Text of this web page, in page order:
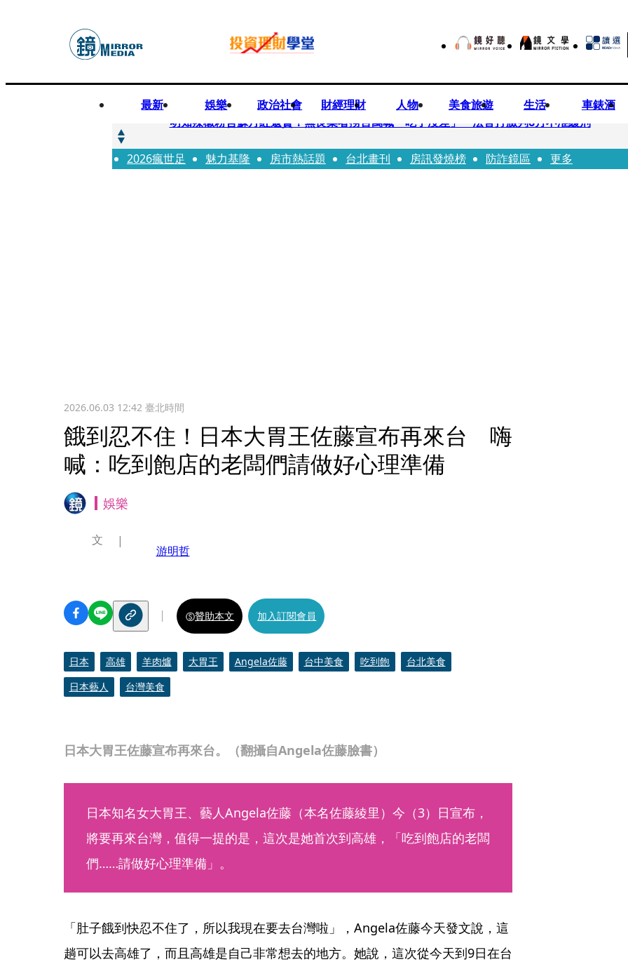
最新 娛樂 政治社會 財經理財 人物 美食旅遊 生活 車錶酒
快訊
明知辣椒粉含蘇丹紅還賣！無良業者撈百萬喊「吃了沒差」 法官打臉判6月不准緩刑
快訊
「無可替代的夥伴離開了我」…張韶涵細數10年時光 悲慟告別：無法相信真的發生了
2026瘋世足 魅力基隆 房市熱話題 台北畫刊 房訊發燒榜 防詐鏡區 更多
2026.06.03 12:42臺北時間
餓到忍不住！日本大胃王佐藤宣布再來台 嗨
喊：吃到飽店的老闆們請做好心理準備
娛樂
日本大胃王佐藤宣布再來台。（翻攝自Angela佐藤臉書）
文
游明哲
贊助本文 加入訂閱會員
日本 高雄 羊肉爐 大胃王 Angela佐藤 台中美食 吃到飽
台北美食
日本藝人
台灣美食
日本知名女大胃王、藝人Angela佐藤（本名佐藤綾里）今（3）日宣布，
將要再來台灣，值得一提的是，這次是她首次到高雄，「吃到飽店的老闆
們……請做好心理準備」。
「肚子餓到快忍不住了，所以我現在要去台灣啦」，Angela佐藤今天發文說，這
趟可以去高雄了，而且高雄是自己非常想去的地方。她說，這次從今天到9日在台